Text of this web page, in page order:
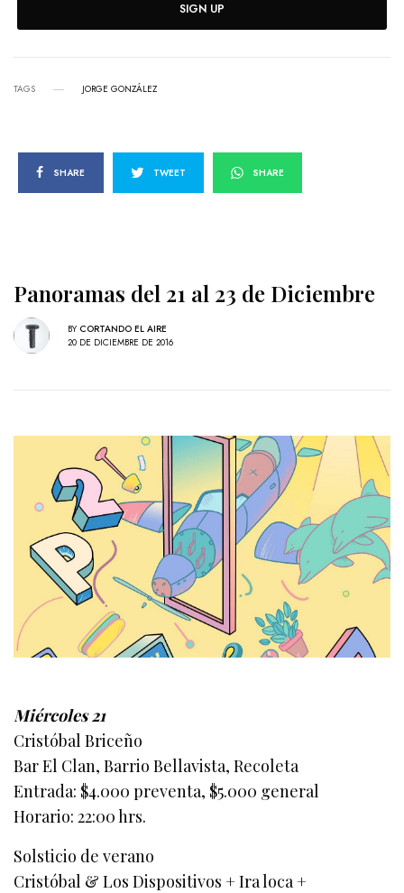
SIGN UP
TAGS JORGE GONZÁLEZ
SHARE TWEET SHARE
Panoramas del 21 al 23 de Diciembre
BY CORTANDO EL AIRE
20 DE DICIEMBRE DE 2016
Miércoles 21
Cristóbal Briceño
Bar El Clan, Barrio Bellavista, Recoleta
Entrada: $4.000 preventa, $5.000 general
Horario: 22:00 hrs.
Solsticio de verano
Cristóbal & Los Dispositivos + Ira loca +